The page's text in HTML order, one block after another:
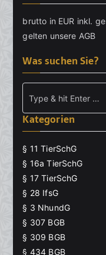
brutto in EUR inkl.
gelten unsere AGB
Was suchen Sie?
Kategorien
§ 11 TierSchG
§ 16a TierSchG
§ 17 TierSchG
§ 28 IfsG
§ 3 NhundG
§ 307 BGB
§ 309 BGB
§ 434 BGB